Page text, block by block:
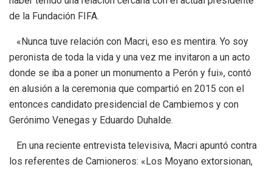
de la Fundación FIFA.
«Nunca tuve relación con Macri, eso es mentira. Yo soy
peronista de toda la vida y una vez me invitaron a un acto
donde se iba a poner un monumento a Perón y fui», contó
en alusión a la ceremonia que compartió en 2015 con el
entonces candidato presidencial de Cambiemos y con
Gerónimo Venegas y Eduardo Duhalde.
En una reciente entrevista televisiva, Macri apuntó contra
los referentes de Camioneros: «Los Moyano extorsionan,